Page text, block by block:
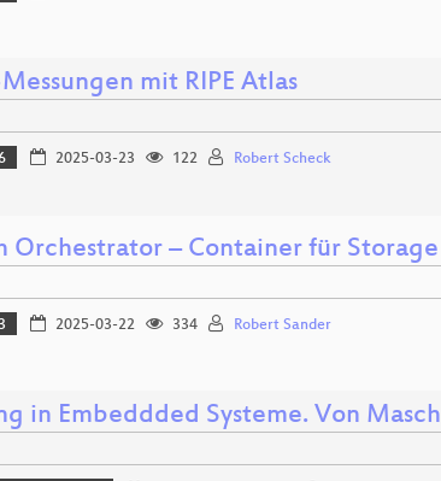
mit RIPE Atlas
2025-03-23 122 Robert Scheck
Orchestrator – Container für Storage
2025-03-22 334 Robert Sander
in Embeddded Systeme. Von